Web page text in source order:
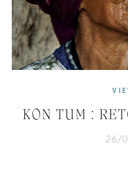
KON TUM :
26/